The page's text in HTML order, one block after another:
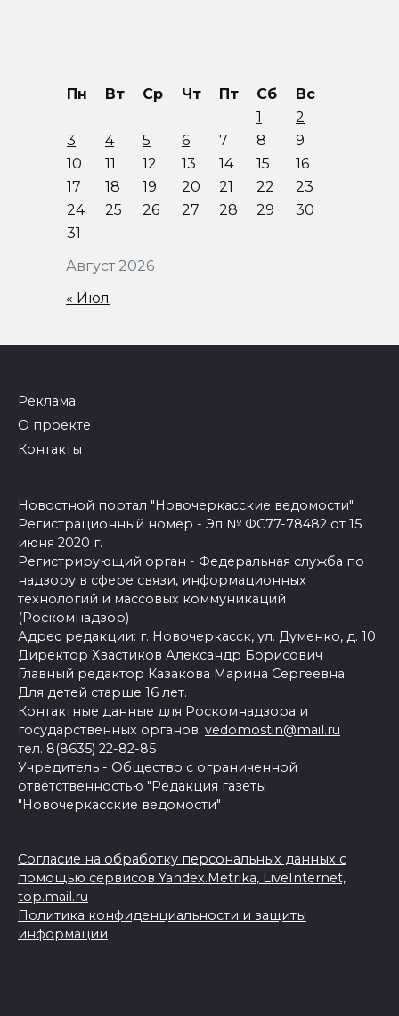
Август 2026
Пн Вт Ср Чт Пт Сб
Вс
1
2
3
4 5 6 7 8
9
10
11 12 13 14 15
16
17
18 19 20 21 22
23
24
25 26 27 28 29
30
31
« Июл
Реклама
О проекте
Контакты
Новостной портал "Новочеркасские ведомости"
Регистрационный номер - Эл № ФС77-78482 от 15
июня 2020 г.
Регистрирующий орган - Федеральная служба по
надзору в сфере связи, информационных
технологий и массовых коммуникаций
(Роскомнадзор)
Адрес редакции: г. Новочеркасск, ул. Думенко, д. 10
Директор Хвастиков Александр Борисович
Главный редактор Казакова Марина Сергеевна
Для детей старше 16 лет.
Контактные данные для Роскомнадзора и
государственных органов: vedomostin@mail.ru
тел. 8(8635) 22-82-85
Учредитель - Общество с ограниченной
ответственностью "Редакция газеты
"Новочеркасские ведомости"
Согласие на обработку персональных данных с
помощью сервисов Yandex.Metrika, LiveInternet,
top.mail.ru
Политика конфиденциальности и защиты
информации